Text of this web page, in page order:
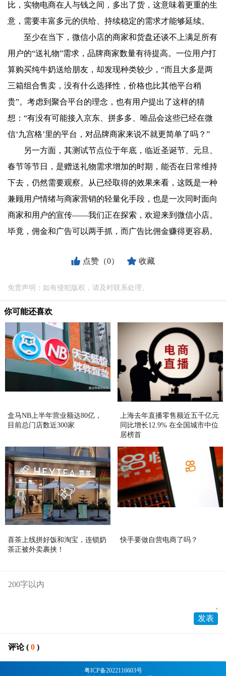
比，实物电商在人与钱之间，多出了货，这意味着更重的生
意，需要丰富多元的供给、持续稳定的需求才能够延续。
至少在当下，微信小店的商家和货盘还谈不上满足所有
用户的“送礼物”需求，品牌商家数量有待提高。一位用户打
算购买纯牛奶送给朋友，却发现种类较少，“而且大多是两
三箱组合售卖，没有什么选择性，价格也比其他平台稍
贵”。考虑到聚合平台的理念，也有用户提出了这样的猜
想：“有没有可能接入京东、拼多多、唯品会这些已经在微
信‘九宫格’里的平台，对品牌商家来说不就更简单了吗？”
另一方面，其测试节点位于年底，临近圣诞节、元旦、
春节等节日，是赠送礼物需求增加的时期，能否在日常维持
下去，仍然需要观察。从已经取得的效果来看，这既是一种
兼顾用户情绪与商家营销的轻量化手段，也是一次同时面向
商家和用户的宣传——我们正在探索，欢迎来到微信小店。
毕竟，佣金和广告可以两手抓，而广告比佣金赚得更容易。
点赞（0） 收藏
免责声明：如有侵犯版权，请及时联系处理。
你可能还喜欢
盒马NB上半年营业额达80亿，
目前总门店数近300家
上海去年直播零售额近五千亿元
同比增长12.9% 在全国城市中位
居榜首
喜茶上线拼好饭和淘宝，连锁奶
茶正被外卖裹挟！
快手要做自营电商了吗？
评论 ( 0 )
粤ICP备2022116603号